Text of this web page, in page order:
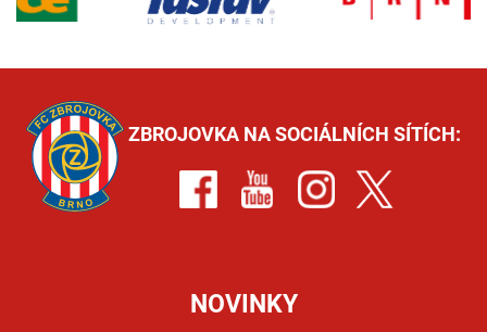
ZBROJOVKA NA SOCIÁLNÍCH SÍTÍCH:
NOVINKY